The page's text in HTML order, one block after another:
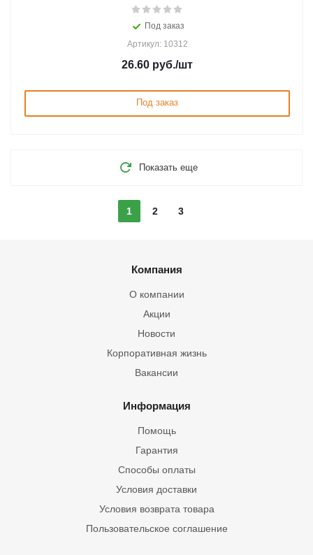
Под заказ
Артикул: 10312
26.60 руб./шт
Под заказ
Показать еще
1 2 3
Компания
О компании
Акции
Новости
Корпоративная жизнь
Вакансии
Информация
Помощь
Гарантия
Способы оплаты
Условия доставки
Условия возврата товара
Пользовательское соглашение